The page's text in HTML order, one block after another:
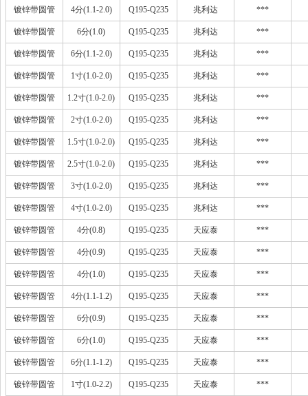
镀锌带圆管 4分(1.1-2.0) Q195-Q235 兆利达 ***
镀锌带圆管 6分(1.0) Q195-Q235 兆利达 ***
镀锌带圆管 6分(1.1-2.0) Q195-Q235 兆利达 ***
镀锌带圆管 1寸(1.0-2.0) Q195-Q235 兆利达 ***
镀锌带圆管 1.2寸(1.0-2.0) Q195-Q235 兆利达 ***
镀锌带圆管 2寸(1.0-2.0) Q195-Q235 兆利达 ***
镀锌带圆管 1.5寸(1.0-2.0) Q195-Q235 兆利达 ***
镀锌带圆管 2.5寸(1.0-2.0) Q195-Q235 兆利达 ***
镀锌带圆管 3寸(1.0-2.0) Q195-Q235 兆利达 ***
镀锌带圆管 4寸(1.0-2.0) Q195-Q235 兆利达 ***
镀锌带圆管 4分(0.8) Q195-Q235 天应泰 ***
镀锌带圆管 4分(0.9) Q195-Q235 天应泰 ***
镀锌带圆管 4分(1.0) Q195-Q235 天应泰 ***
镀锌带圆管 4分(1.1-1.2) Q195-Q235 天应泰 ***
镀锌带圆管 6分(0.9) Q195-Q235 天应泰 ***
镀锌带圆管 6分(1.0) Q195-Q235 天应泰 ***
镀锌带圆管 6分(1.1-1.2) Q195-Q235 天应泰 ***
镀锌带圆管 1寸(1.0-2.2) Q195-Q235 天应泰 ***